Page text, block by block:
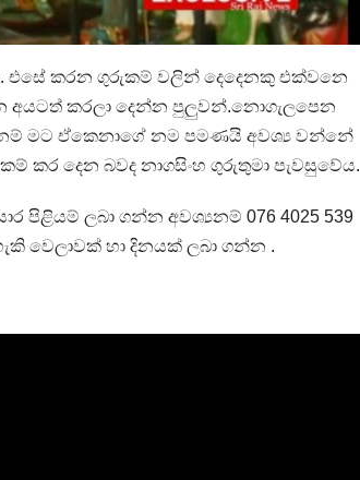
එසේ කරන ගුරුකම් වලින් දෙදෙනකු එක්වනෙ
අයටත් කරලා දෙන්න පුලුවන්.නොගැලපෙන
මට ඒකෙනාගේ නම පමණයි අවශ්‍ය වන්නේ
දෙන බවද නාගසිංහ ගුරුතුමා පැවසුවේය.
පිළියම් ලබා ගන්න අවශ්‍යනම් 076 4025 539
වෙලාවක් හා දිනයක් ලබා ගන්න .